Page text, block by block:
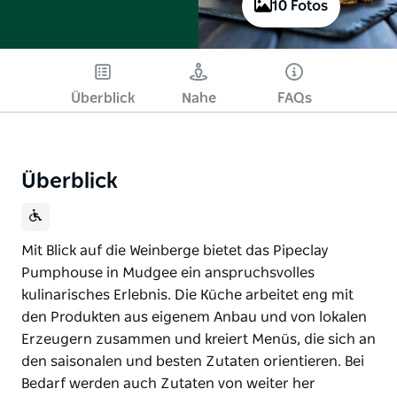
10 Fotos
Überblick Nahe FAQs
Überblick
Mit Blick auf die Weinberge bietet das Pipeclay
Pumphouse in Mudgee ein anspruchsvolles
kulinarisches Erlebnis. Die Küche arbeitet eng mit
den Produkten aus eigenem Anbau und von lokalen
Erzeugern zusammen und kreiert Menüs, die sich an
den saisonalen und besten Zutaten orientieren. Bei
Bedarf werden auch Zutaten von weiter her